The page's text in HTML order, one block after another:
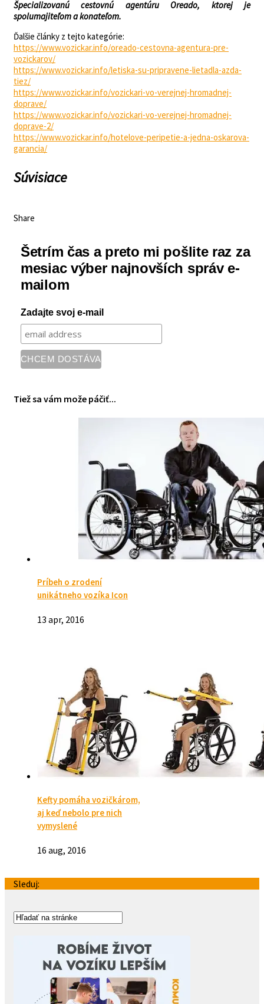
Špecializovanú cestovnú agentúru Oreado, ktorej je
spolumajiteľom a konateľom.
Ďalšie články z tejto kategórie:
https://www.vozickar.info/oreado-cestovna-agentura-pre-
vozickarov/
https://www.vozickar.info/letiska-su-pripravene-lietadla-azda-
tiez/
https://www.vozickar.info/vozickari-vo-verejnej-hromadnej-
doprave/
https://www.vozickar.info/vozickari-vo-verejnej-hromadnej-
doprave-2/
https://www.vozickar.info/hotelove-peripetie-a-jedna-oskarova-
garancia/
Súvisiace
Share
Šetrím čas a preto mi pošlite raz za
mesiac výber najnovších správ e-
mailom
Zadajte svoj e-mail
Tiež sa vám može páčiť...
Príbeh o zrodení
unikátneho vozíka Icon
13 apr, 2016
Kefty pomáha vozičkárom,
aj keď nebolo pre nich
vymyslené
16 aug, 2016
Sleduj: